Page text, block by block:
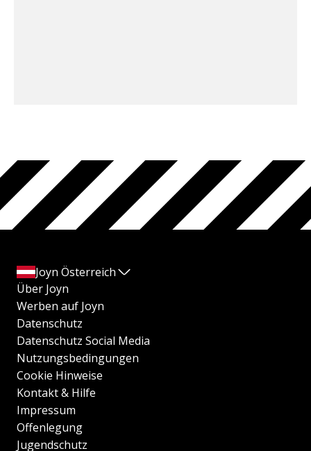
Joyn Österreich
Über Joyn
Werben auf Joyn
Datenschutz
Datenschutz Social Media
Nutzungsbedingungen
Cookie Hinweise
Kontakt & Hilfe
Impressum
Offenlegung
Jugendschutz